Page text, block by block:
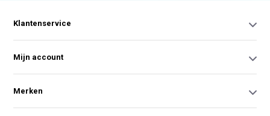
Klantenservice
Mijn account
Merken